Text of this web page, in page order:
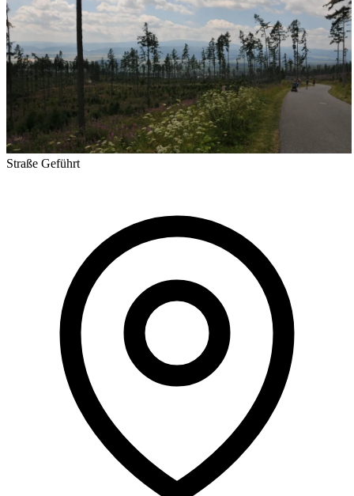
Straße Geführt